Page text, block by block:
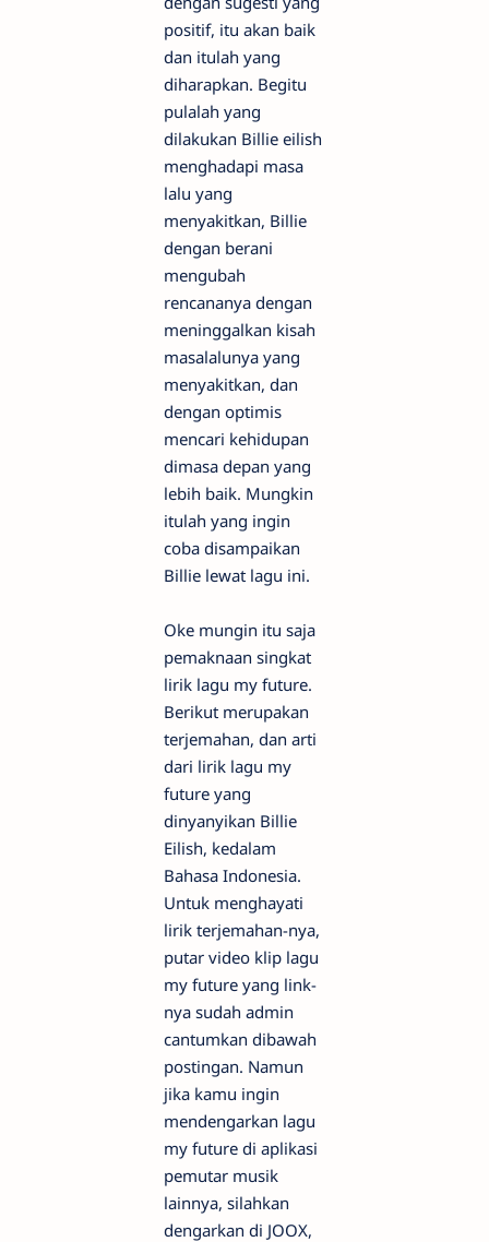
positif, itu akan baik
dan itulah yang
diharapkan. Begitu
pulalah yang
dilakukan Billie eilish
menghadapi masa
lalu yang
menyakitkan, Billie
dengan berani
mengubah
rencananya dengan
meninggalkan kisah
masalalunya yang
menyakitkan, dan
dengan optimis
mencari kehidupan
dimasa depan yang
lebih baik. Mungkin
itulah yang ingin
coba disampaikan
Billie lewat lagu ini.
Oke mungin itu saja
pemaknaan singkat
lirik lagu my future.
Berikut merupakan
terjemahan, dan arti
dari lirik lagu my
future yang
dinyanyikan Billie
Eilish, kedalam
Bahasa Indonesia.
Untuk menghayati
lirik terjemahan-nya,
putar video klip lagu
my future yang link-
nya sudah admin
cantumkan dibawah
postingan. Namun
jika kamu ingin
mendengarkan lagu
my future di aplikasi
pemutar musik
lainnya, silahkan
dengarkan di JOOX,